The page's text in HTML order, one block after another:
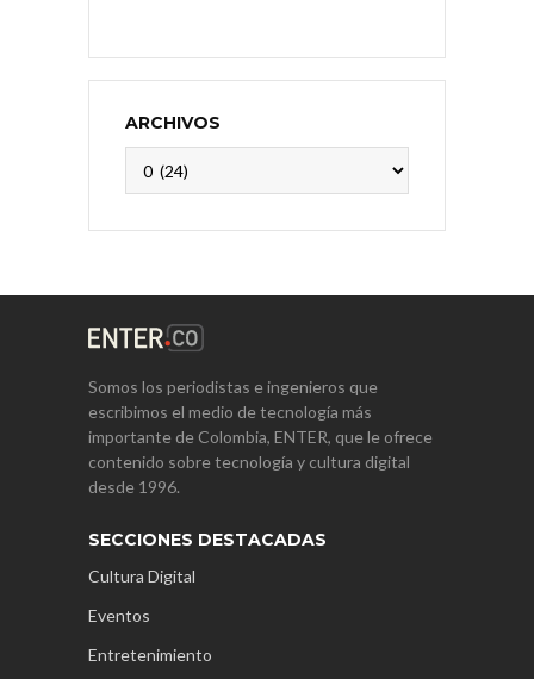
ARCHIVOS
Somos los periodistas e ingenieros que
escribimos el medio de tecnología más
importante de Colombia, ENTER, que le ofrece
contenido sobre tecnología y cultura digital
desde 1996.
SECCIONES DESTACADAS
Cultura Digital
Eventos
Entretenimiento